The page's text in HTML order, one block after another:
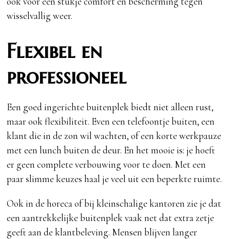
wisselvallig weer.
Flexibel en
professioneel
Een goed ingerichte buitenplek biedt niet alleen rust,
maar ook flexibiliteit. Even een telefoontje buiten, een
klant die in de zon wil wachten, of een korte werkpauze
met een lunch buiten de deur. En het mooie is: je hoeft
er geen complete verbouwing voor te doen. Met een
paar slimme keuzes haal je veel uit een beperkte ruimte.
Ook in de horeca of bij kleinschalige kantoren zie je dat
een aantrekkelijke buitenplek vaak net dat extra zetje
geeft aan de klantbeleving. Mensen blijven langer